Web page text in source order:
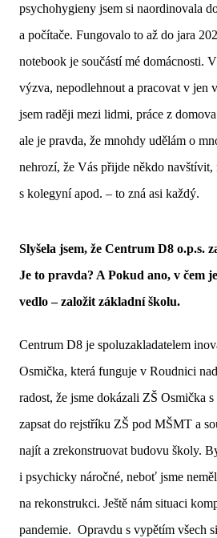
psychohygieny jsem si naordinovala
a počítače. Fungovalo to až do jara
notebook je součástí mé domácnosti.
výzva, nepodlehnout a pracovat v jen
jsem raději mezi lidmi, práce z
ale je pravda, že mnohdy udělám o
nehrozí, že Vás přijde někdo navštívit,
s kolegyní apod. – to zná asi každý.
Slyšela jsem, že Centrum D8 o.p.s.
Je to pravda? A Pokud ano, v čem
vedlo – založit základní školu.
Centrum D8 je spoluzakladatelem
Osmička, která funguje v Roudnici
radost, že jsme dokázali ZŠ Osmička
zapsat do rejstříku ZŠ pod MŠMT a
najít a zrekonstruovat budovu školy.
i psychicky náročné, neboť jsme
na rekonstrukci. Ještě nám situaci
pandemie. Opravdu s vypětím všech